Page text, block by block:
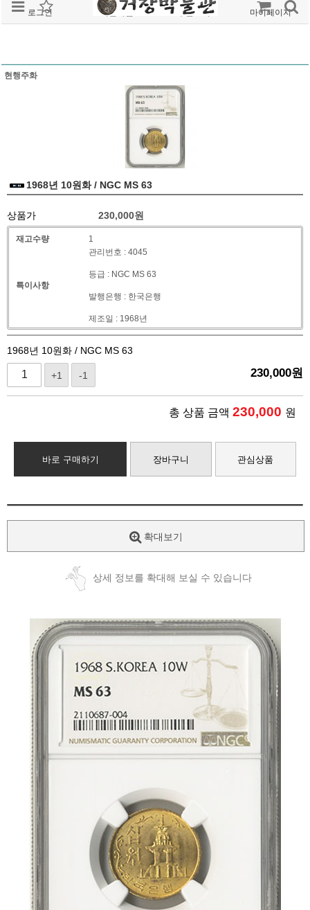
로그인 회원가입 주문조회 마이페이지
현행주화
1968년 10원화 / NGC MS 63
상품가 230,000원
재고수량 1
특이사항
관리번호 : 4045
등급 : NGC MS 63
발행은행 : 한국은행
제조일 : 1968년
1968년 10원화 / NGC MS 63
+1 -1 230,000원
총 상품 금액 230,000 원
바로 구매하기 장바구니 관심상품
확대보기
상세 정보를 확대해 보실 수 있습니다